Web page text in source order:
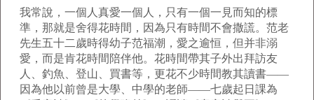
我常說，一個人真愛一個人，只有一個一見而知的標
準，那就是舍得花時間，因為只有時間不會撒謊。范老
先生五十二歲時得幼子范福潮，愛之逾恒，但并非溺
愛，而是肯花時間陪伴他。花時間帶其子外出拜訪友
人、釣魚、登山、買書等，更花不少時間教其讀書——
因為他以前曾是大學、中學的老師——七歲起日課為